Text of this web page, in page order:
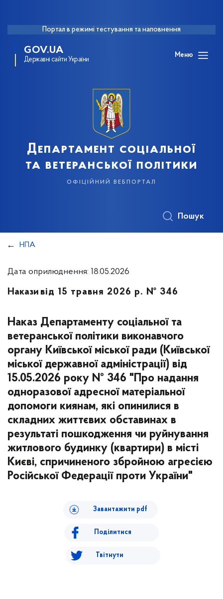
Портал в режимі тестування та наповнення
GOV.UA
Державні сайти України
Меню
Департамент соціальної
та ветеранської політики
офіційний вебпортал
Пошук
НПА
Дата оприлюднення: 18.05.2026
Накази від 15 травня 2026 р. № 346
Наказ Департаменту соціальної та
ветеранської політики виконавчого
органу Київської міської ради (Київської
міської державної адміністрації) від
15.05.2026 року № 346 "Про надання
одноразової адресної матеріальної
допомоги киянам, які опинилися в
складних життєвих обставинах в
результаті пошкодження чи руйнування
житлового будинку (квартири) в місті
Києві, спричиненого збройною агресією
Російської Федерації проти України"
Завантажити pdf
Поділитися
Твітнути